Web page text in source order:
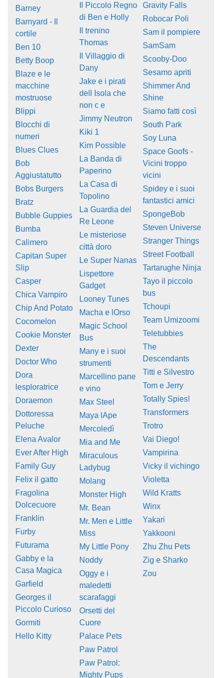
Barney
Barnyard - Il
cortile
Ben 10
Betty Boop
Blaze e le
macchine
mostruose
Blippi
Blocchi di
numeri
Blues Clues
Bob
Aggiustatutto
Bobs Burgers
Bratz
Bubble Guppies
Bumba
Calimero
Capitan Super
Slip
Casper
Chica Vampiro
Chip And Potato
Cocomelon
Cookie Monster
Dexter
Doctor Who
Dora
lesploratrice
Doraemon
Dottoressa
Peluche
Elena Avalor
Ever After High
Family Guy
Felix il gatto
Fragolina
Dolcecuore
Franklin
Furby
Futurama
Gabby e la
Casa Magica
Garfield
Georges il
Piccolo Curioso
Gormiti
Hello Kitty
Il Piccolo Regno
di Ben e Holly
Il trenino
Thomas
Il Villaggio di
Dany
Jake e i pirati
dell Isola che
non c e
Jimmy Neutron
Kiki 1
Kim Possible
La Banda di
Paperino
La Casa di
Topolino
La Guardia del
Re Leone
Le misteriose
città doro
Le Super Nanas
Lispettore
Gadget
Looney Tunes
Macha e lOrso
Magic School
Bus
Many e i suoi
strumenti
Marcellino pane
e vino
Max Steel
Maya lApe
Mercoledì
Mia and Me
Miraculous
Ladybug
Molang
Monster High
Mr. Bean
Mr. Men e Little
Miss
My Little Pony
Noddy
Oggy e i
maledetti
scarafaggi
Orsetti del
Cuore
Palace Pets
Paw Patrol
Paw Patrol:
Mighty Pups
Gravity Falls
Robocar Poli
Sam il pompiere
SamSam
Scooby-Doo
Sesamo apriti
Shimmer And
Shine
Siamo fatti così
South Park
Soy Luna
Space Goofs -
Vicini troppo
vicini
Spidey e i suoi
fantastici amici
SpongeBob
Steven Universe
Stranger Things
Street Football
Tartarughe Ninja
Tayo il piccolo
bus
Tchoupi
Team Umizoomi
Teletubbies
The
Descendants
Titti e Silvestro
Tom e Jerry
Totally Spies!
Transformers
Trotro
Vai Diego!
Vampirina
Vicky il vichingo
Violetta
Wild Kratts
Winx
Yakari
Yakkooni
Zhu Zhu Pets
Zig e Sharko
Zou